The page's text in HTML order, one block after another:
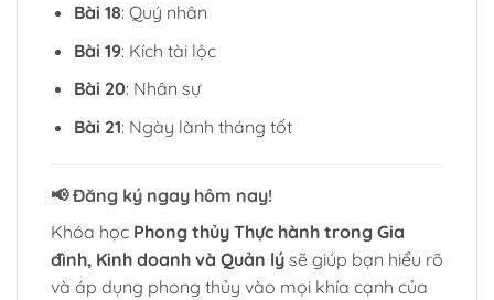
Bài 18: Quý nhân
Bài 19: Kích tài lộc
Bài 20: Nhân sự
Bài 21: Ngày lành tháng tốt
📢Đăng ký ngay hôm nay!
Khóa học Phong thủy Thực hành trong Gia
đình, Kinh doanh và Quản lý sẽ giúp bạn hiểu rõ
và áp dụng phong thủy vào mọi khía cạnh của